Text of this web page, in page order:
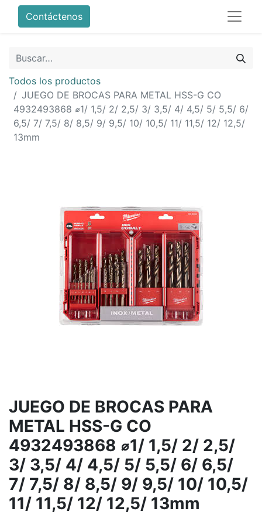
Contáctenos
Todos los productos
JUEGO DE BROCAS PARA METAL HSS-G CO
4932493868 ⌀1/ 1,5/ 2/ 2,5/ 3/ 3,5/ 4/ 4,5/ 5/ 5,5/ 6/
6,5/ 7/ 7,5/ 8/ 8,5/ 9/ 9,5/ 10/ 10,5/ 11/ 11,5/ 12/ 12,5/
13mm
JUEGO DE BROCAS PARA
METAL HSS-G CO
4932493868 ⌀1/ 1,5/ 2/ 2,5/
3/ 3,5/ 4/ 4,5/ 5/ 5,5/ 6/ 6,5/
7/ 7,5/ 8/ 8,5/ 9/ 9,5/ 10/ 10,5/
11/ 11,5/ 12/ 12,5/ 13mm